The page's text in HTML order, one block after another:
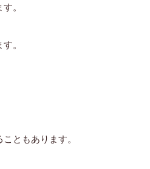
。
。
ともあります。